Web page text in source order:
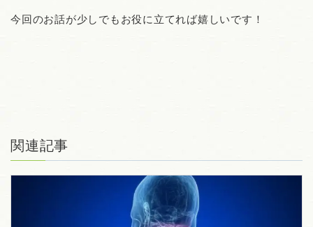
今回のお話が少しでもお役に立てれば嬉しいです！
関連記事